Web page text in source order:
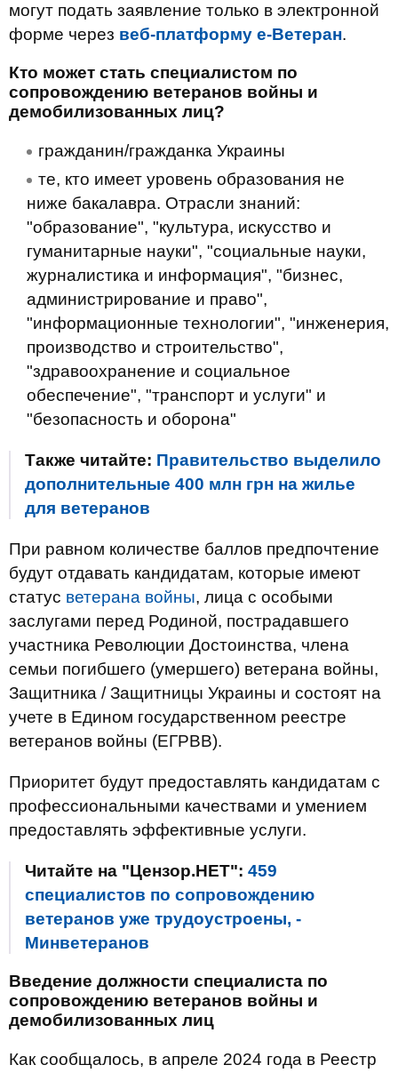
могут подать заявление только в электронной
форме через веб-платформу е-Ветеран.
Кто может стать специалистом по
сопровождению ветеранов войны и
демобилизованных лиц?
гражданин/гражданка Украины
те, кто имеет уровень образования не
ниже бакалавра. Отрасли знаний:
"образование", "культура, искусство и
гуманитарные науки", "социальные науки,
журналистика и информация", "бизнес,
администрирование и право",
"информационные технологии", "инженерия,
производство и строительство",
"здравоохранение и социальное
обеспечение", "транспорт и услуги" и
"безопасность и оборона"
Также читайте: Правительство выделило
дополнительные 400 млн грн на жилье
для ветеранов
При равном количестве баллов предпочтение
будут отдавать кандидатам, которые имеют
статус ветерана войны, лица с особыми
заслугами перед Родиной, пострадавшего
участника Революции Достоинства, члена
семьи погибшего (умершего) ветерана войны,
Защитника / Защитницы Украины и состоят на
учете в Едином государственном реестре
ветеранов войны (ЕГРВВ).
Приоритет будут предоставлять кандидатам с
профессиональными качествами и умением
предоставлять эффективные услуги.
Читайте на "Цензор.НЕТ": 459
специалистов по сопровождению
ветеранов уже трудоустроены, -
Минветеранов
Введение должности специалиста по
сопровождению ветеранов войны и
демобилизованных лиц
Как сообщалось, в апреле 2024 года в Реестр